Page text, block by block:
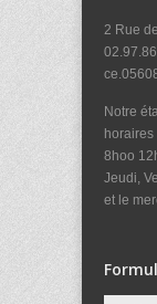
2 Rue
Notre
horaires
8hoo
Jeudi,
et le